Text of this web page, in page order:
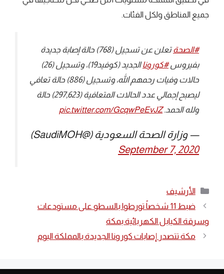
جميع المناطق ولكل الفئات.
#الصحة
⁩ تعلن عن تسجيل (768) حالة إصابة جديدة
بفيروس ⁧#كورونا
⁩ الجديد (كوفيد19)، وتسجيل (26)
حالات وفيات رحمهم الله، وتسجيل (886) حالة تعافي
ليصبح إجمالي عدد الحالات المتعافية (297,623) حالة
ولله الحمد.pic.twitter.com/GcqwPeEvJZ
— وزارة الصحة السعودية (@SaudiMOH)
September 7, 2020
التصنيفات
الأرشيف
ضبط 11 شخصاً تورطوا بالسطو على مستودعات
وسرقة الكيابل الكهربائية بمكة
مكة تتصدر إصابات كورونا الجديدة بالمملكة اليوم